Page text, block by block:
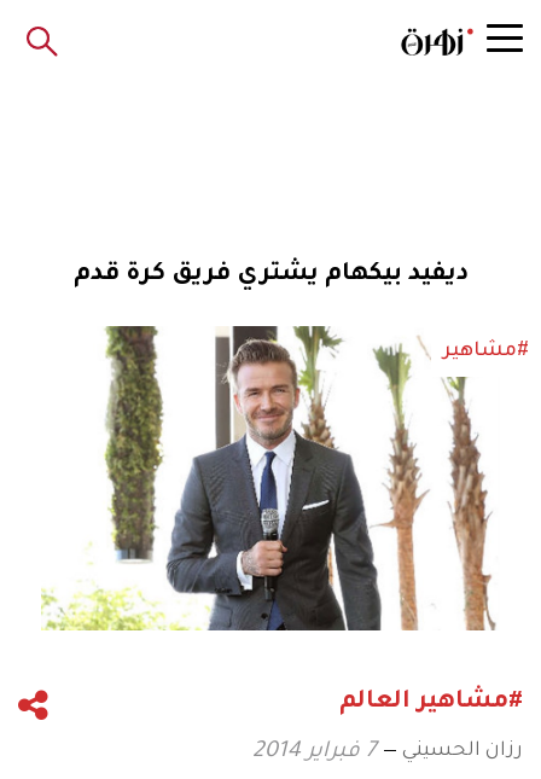
ديفيد بيكهام يشتري فريق كرة قدم
#مشاهير
#مشاهير العالم
رزان الحسيني 7 فبراير 2014